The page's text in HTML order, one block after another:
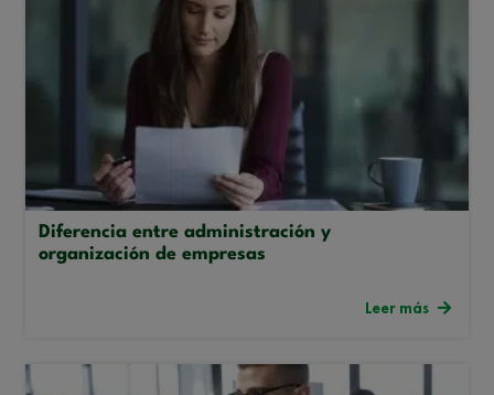
Diferencia entre administración y
organización de empresas
Leer más